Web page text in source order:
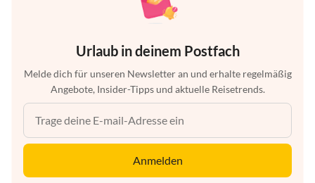
Urlaub in deinem Postfach
Melde dich für unseren Newsletter an und erhalte regelmäßig
Angebote, Insider-Tipps und aktuelle Reisetrends.
Anmelden